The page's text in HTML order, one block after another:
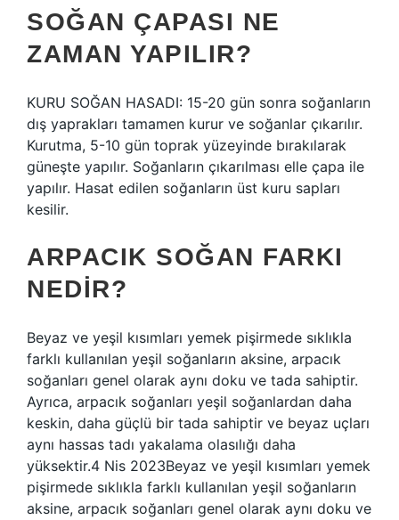
SOĞAN ÇAPASI NE
ZAMAN YAPILIR?
KURU SOĞAN HASADI: 15-20 gün sonra soğanların
dış yaprakları tamamen kurur ve soğanlar çıkarılır.
Kurutma, 5-10 gün toprak yüzeyinde bırakılarak
güneşte yapılır. Soğanların çıkarılması elle çapa ile
yapılır. Hasat edilen soğanların üst kuru sapları
kesilir.
ARPACIK SOĞAN FARKI
NEDIR?
Beyaz ve yeşil kısımları yemek pişirmede sıklıkla
farklı kullanılan yeşil soğanların aksine, arpacık
soğanları genel olarak aynı doku ve tada sahiptir.
Ayrıca, arpacık soğanları yeşil soğanlardan daha
keskin, daha güçlü bir tada sahiptir ve beyaz uçları
aynı hassas tadı yakalama olasılığı daha
yüksektir.4 Nis 2023Beyaz ve yeşil kısımları yemek
pişirmede sıklıkla farklı kullanılan yeşil soğanların
aksine, arpacık soğanları genel olarak aynı doku ve